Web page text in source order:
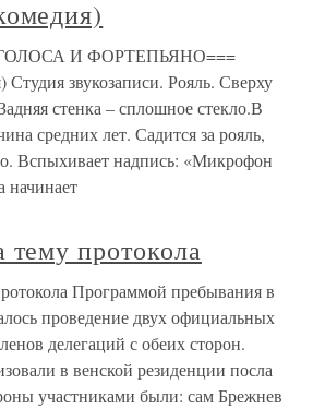
И ФОРТЕПЬЯНО===
звукозаписи. Рояль. Сверху
стенка – сплошное стекло.В
средних лет. Садится за рояль,
Вспыхивает надпись: «Микрофон
протокола
Программой пребывания в
проведение двух официальных
делегаций с обеих сторон.
в венской резиденции посла
участниками были: сам Брежнев